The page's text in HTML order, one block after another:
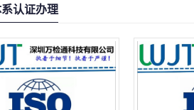
认证办理